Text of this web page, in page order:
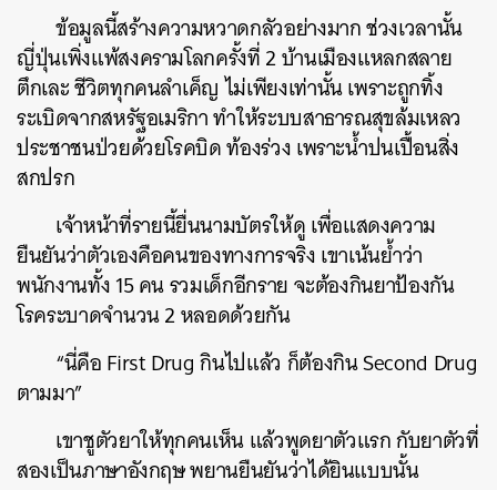
ข้อมูลนี้สร้างความหวาดกลัวอย่างมาก ช่วงเวลานั้น
ญี่ปุ่นเพิ่งแพ้สงครามโลกครั้งที่ 2 บ้านเมืองแหลกสลาย
ตึกเละ ชีวิตทุกคนลำเค็ญ ไม่เพียงเท่านั้น เพราะถูกทิ้ง
ระเบิดจากสหรัฐอเมริกา ทำให้ระบบสาธารณสุขล้มเหลว
ประชาชนป่วยด้วยโรคบิด ท้องร่วง เพราะน้ำปนเปื้อนสิ่ง
สกปรก
เจ้าหน้าที่รายนี้ยื่นนามบัตรให้ดู เพื่อแสดงความ
ยืนยันว่าตัวเองคือคนของทางการจริง เขาเน้นย้ำว่า
พนักงานทั้ง 15 คน รวมเด็กอีกราย จะต้องกินยาป้องกัน
โรคระบาดจำนวน 2 หลอดด้วยกัน
“นี่คือ First Drug กินไปแล้ว ก็ต้องกิน Second Drug
ตามมา”
เขาชูตัวยาให้ทุกคนเห็น แล้วพูดยาตัวแรก กับยาตัวที่
สองเป็นภาษาอังกฤษ พยานยืนยันว่าได้ยินแบบนั้น